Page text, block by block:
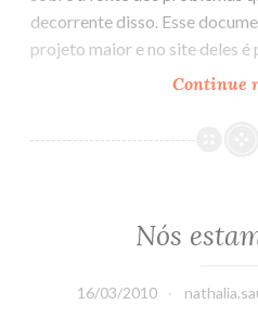
decorrente disso. Esse
projeto maior e no site deles é
Continue
Nós
16/03/2010